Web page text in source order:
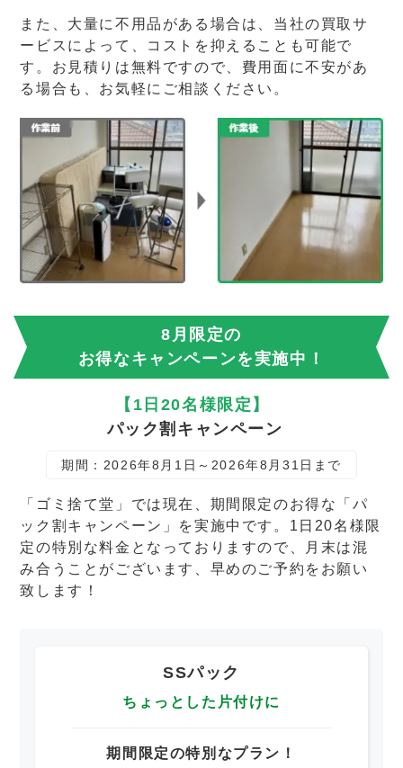
また、大量に不用品がある場合は、当社の買取サ
ービスによって、コストを抑えることも可能で
す。お見積りは無料ですので、費用面に不安があ
る場合も、お気軽にご相談ください。
8月限定の
お得なキャンペーンを実施中！
【1日20名様限定】
パック割キャンペーン
期間：2026年8月1日～2026年8月31日まで
「ゴミ捨て堂」では現在、期間限定のお得な「パ
ック割キャンペーン」を実施中です。1日20名様限
定の特別な料金となっておりますので、月末は混
み合うことがございます、早めのご予約をお願い
致します！
SSパック
ちょっとした片付けに
期間限定の特別なプラン！